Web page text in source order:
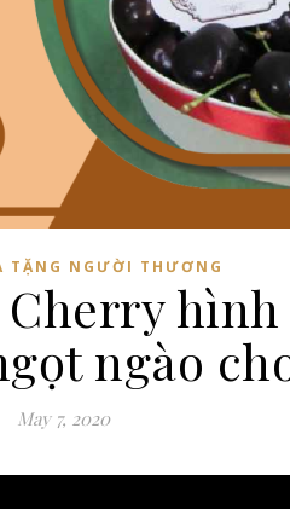
TẶNG NGƯỜI THƯƠNG
ngào
May 7, 2020